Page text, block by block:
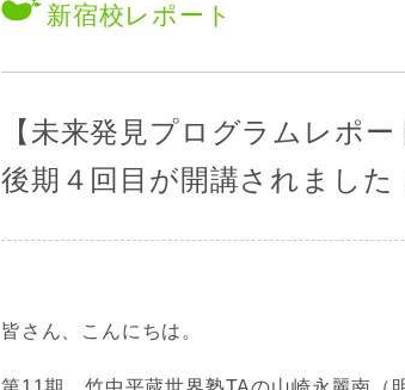
新宿校レポート
【未来発見プログラムレポ
後期４回目が開講されました
皆さん、こんにちは。